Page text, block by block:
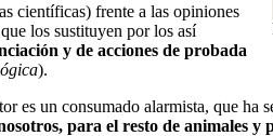
científicas) frente a las opiniones
los sustituyen por los así
y de acciones de probada
).
un consumado alarmista, que ha
para el resto de animales